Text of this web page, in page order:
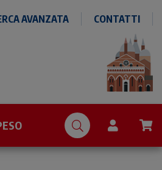
AVANZATA CONTATTI